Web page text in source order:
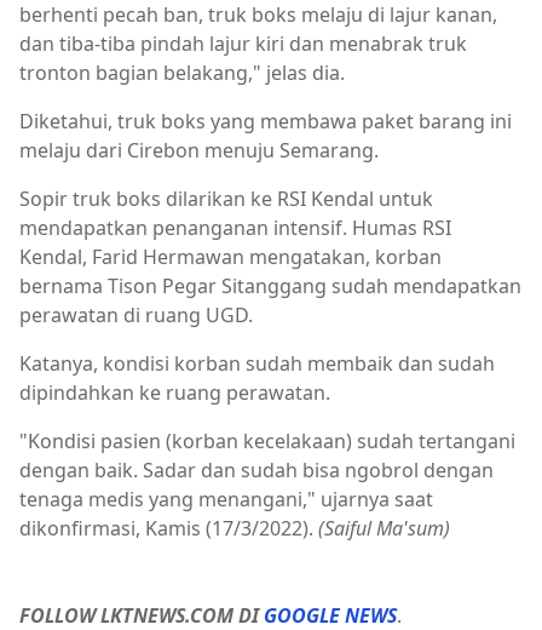
berhenti pecah ban, truk boks melaju di lajur kanan,
dan tiba-tiba pindah lajur kiri dan menabrak truk
tronton bagian belakang," jelas dia.
Diketahui, truk boks yang membawa paket barang ini
melaju dari Cirebon menuju Semarang.
Sopir truk boks dilarikan ke RSI Kendal untuk
mendapatkan penanganan intensif. Humas RSI
Kendal, Farid Hermawan mengatakan, korban
bernama Tison Pegar Sitanggang sudah mendapatkan
perawatan di ruang UGD.
Katanya, kondisi korban sudah membaik dan sudah
dipindahkan ke ruang perawatan.
"Kondisi pasien (korban kecelakaan) sudah tertangani
dengan baik. Sadar dan sudah bisa ngobrol dengan
tenaga medis yang menangani," ujarnya saat
dikonfirmasi, Kamis (17/3/2022). (Saiful Ma'sum)
FOLLOW LKTNEWS.COM DIGOOGLE NEWS.